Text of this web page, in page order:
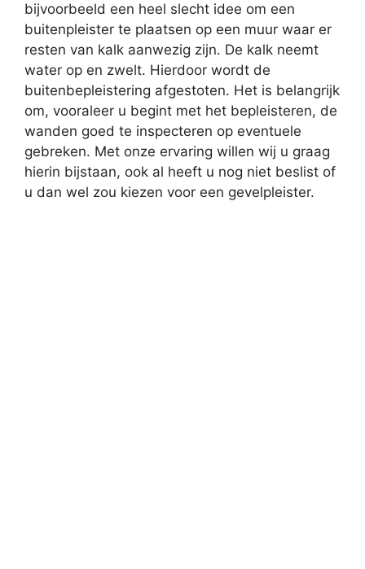
bijvoorbeeld een heel slecht idee om een
buitenpleister te plaatsen op een muur waar er
resten van kalk aanwezig zijn. De kalk neemt
water op en zwelt. Hierdoor wordt de
buitenbepleistering afgestoten. Het is belangrijk
om, vooraleer u begint met het bepleisteren, de
wanden goed te inspecteren op eventuele
gebreken. Met onze ervaring willen wij u graag
hierin bijstaan, ook al heeft u nog niet beslist of
u dan wel zou kiezen voor een gevelpleister.